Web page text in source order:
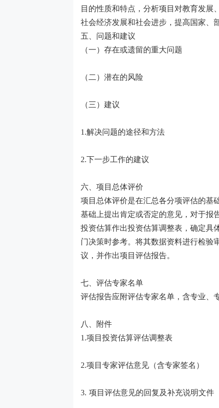
目的性质和特点，分析项目对教育发
社会经济发展和社会进步，提高国家、
五、问题和建议
（一）存在或遗留的重大问题
（二）潜在的风险
（三）建议
1.解决问题的途径和方法
2.下一步工作的建议
六、项目总体评价
项目总体评价是在汇总各分项评估的基
基础上提出肯定或否定的意见，对于报
投资估算作出投资估算调整表，确定具
门决策时参考。将其数据资料进行检验
议，并作出项目评估报告。
七、评估专家名单
评估报告应附评估专家名单，含专业、
八、附件
1.项目投资估算评估调整表
2.项目专家评估意见（含专家签名）
3. 项目评估意见的回复及补充说明文件